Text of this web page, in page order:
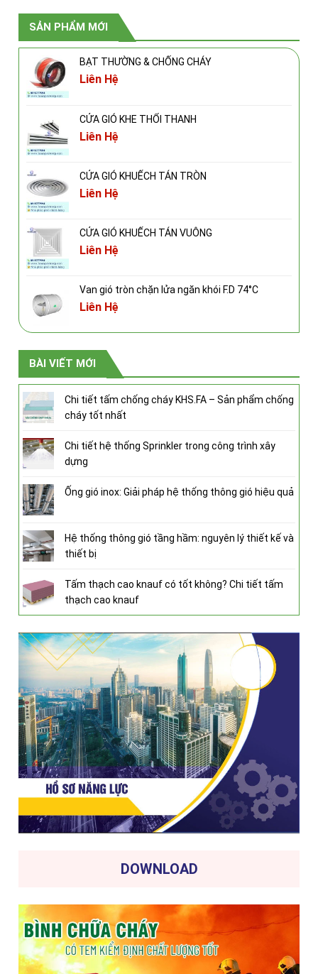
SẢN PHẨM MỚI
BẠT THƯỜNG & CHỐNG CHÁY
Liên Hệ
CỬA GIÓ KHE THỔI THANH
Liên Hệ
CỬA GIÓ KHUẾCH TÁN TRÒN
Liên Hệ
CỬA GIÓ KHUẾCH TÁN VUÔNG
Liên Hệ
Van gió tròn chặn lửa ngăn khói F.D 74°C
Liên Hệ
BÀI VIẾT MỚI
Chi tiết tấm chống cháy KHS.FA – Sản phẩm chống
cháy tốt nhất
Chi tiết hệ thống Sprinkler trong công trình xây
dựng
Ống gió inox: Giải pháp hệ thống thông gió hiệu quả
Hệ thống thông gió tầng hầm: nguyên lý thiết kế và
thiết bị
Tấm thạch cao knauf có tốt không? Chi tiết tấm
thạch cao knauf
DOWNLOAD